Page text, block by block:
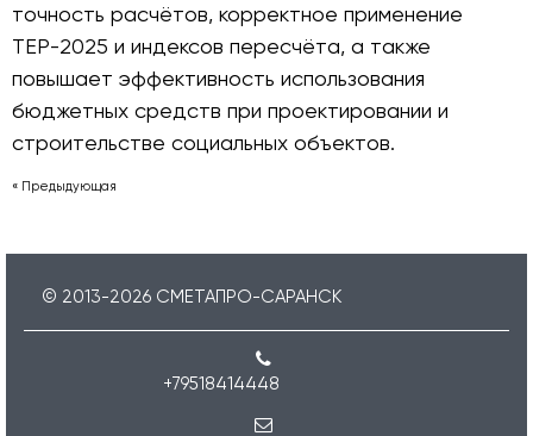
точность расчётов, корректное применение
ТЕР-2025 и индексов пересчёта, а также
повышает эффективность использования
бюджетных средств при проектировании и
строительстве социальных объектов.
« Предыдующая
© 2013-2026 СМЕТАПРО-САРАНСК
+79518414448